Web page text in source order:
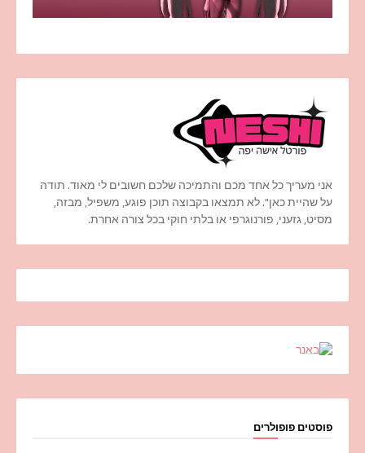
אני מעריך כל אחד מכם והתמיכה שלכם חשובים לי מאוד. תודה
על שהיית כאן". לא תמצאו בקבוצה תוכן פוגע, משפיל, מבזה,
מסיט, גזעני, פורנוגרפי או בלתי חוקי בכל צורה אחרת.
פוסטים פופולרים